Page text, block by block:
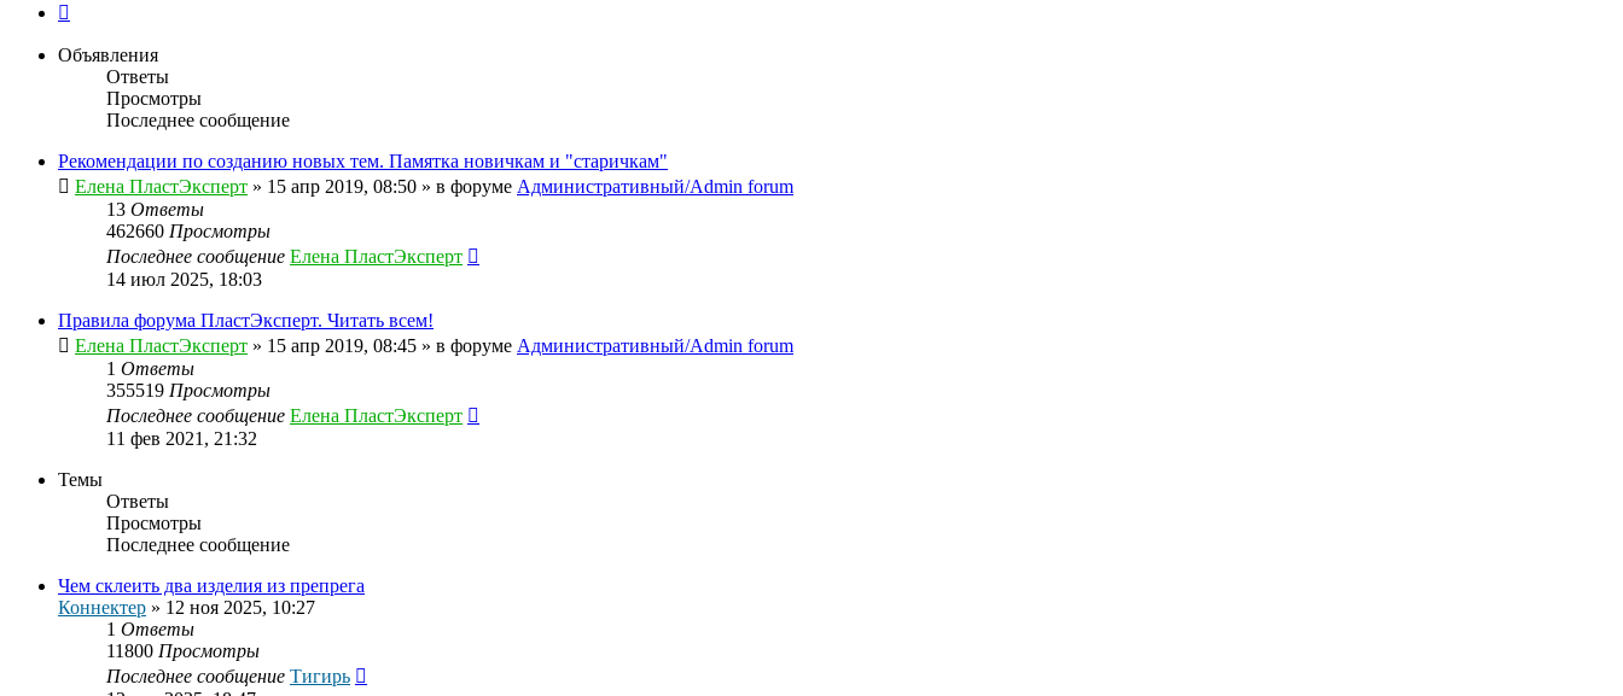
Объявления
Ответы
Просмотры
Последнее сообщение
Рекомендации по созданию новых тем. Памятка новичкам и "старичкам"
Елена ПластЭксперт » 15 апр 2019, 08:50 » в форуме Административный/Admin forum
13 Ответы
462660 Просмотры
Последнее сообщение Елена ПластЭксперт
14 июл 2025, 18:03
Правила форума ПластЭксперт. Читать всем!
Елена ПластЭксперт » 15 апр 2019, 08:45 » в форуме Административный/Admin forum
1 Ответы
355519 Просмотры
Последнее сообщение Елена ПластЭксперт
11 фев 2021, 21:32
Темы
Ответы
Просмотры
Последнее сообщение
Чем склеить два изделия из препрега
Коннектер » 12 ноя 2025, 10:27
1 Ответы
11800 Просмотры
Последнее сообщение Тигирь